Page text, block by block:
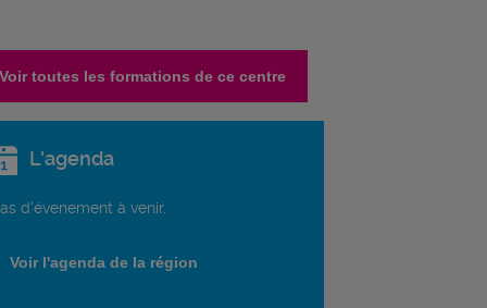
Voir toutes les formations de ce centre
L'agenda
d'évenement à venir.
Voir l'agenda de la région